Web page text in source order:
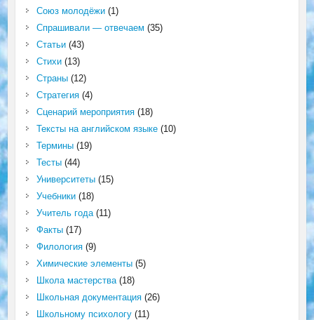
Союз молодёжи(1)
Спрашивали — отвечаем (35)
Статьи(43)
Стихи(13)
Страны(12)
Стратегия(4)
Сценарий мероприятия(18)
Тексты на английском языке(10)
Термины(19)
Тесты(44)
Университеты(15)
Учебники(18)
Учитель года(11)
Факты(17)
Филология(9)
Химические элементы(5)
Школа мастерства(18)
Школьная документация(26)
Школьному психологу(11)